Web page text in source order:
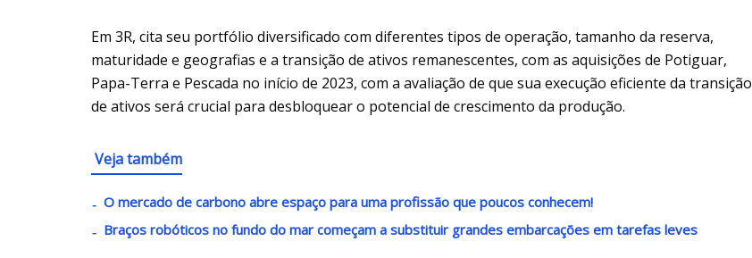
Em 3R, cita seu portfólio diversificado com diferentes tipos de operação, tamanho da reserva,
maturidade e geografias e a transição de ativos remanescentes, com as aquisições de Potiguar,
Papa-Terra e Pescada no início de 2023, com a avaliação de que sua execução eficiente da transição
de ativos será crucial para desbloquear o potencial de crescimento da produção.
Veja também
O mercado de carbono abre espaço para uma profissão que poucos conhecem!
Braços robóticos no fundo do mar começam a substituir grandes embarcações em tarefas leves